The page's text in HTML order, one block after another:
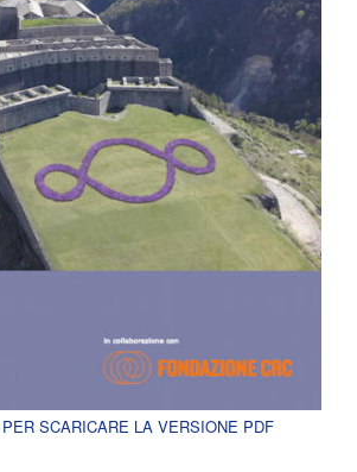
SCARICARE LA VERSIONE PDF